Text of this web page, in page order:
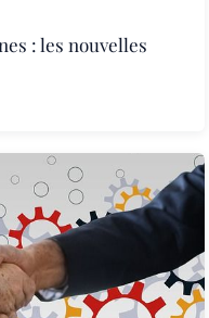
: les nouvelles